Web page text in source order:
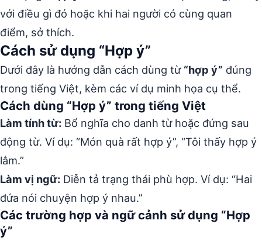
với điều gì đó hoặc khi hai người có cùng quan
điểm, sở thích.
Cách sử dụng “Hợp ý”
Dưới đây là hướng dẫn cách dùng từ “hợp ý” đúng
trong tiếng Việt, kèm các ví dụ minh họa cụ thể.
Cách dùng “Hợp ý” trong tiếng Việt
Làm tính từ: Bổ nghĩa cho danh từ hoặc đứng sau
động từ. Ví dụ: “Món quà rất hợp ý”, “Tôi thấy hợp ý
lắm.”
Làm vị ngữ: Diễn tả trạng thái phù hợp. Ví dụ: “Hai
đứa nói chuyện hợp ý nhau.”
Các trường hợp và ngữ cảnh sử dụng “Hợp
ý”